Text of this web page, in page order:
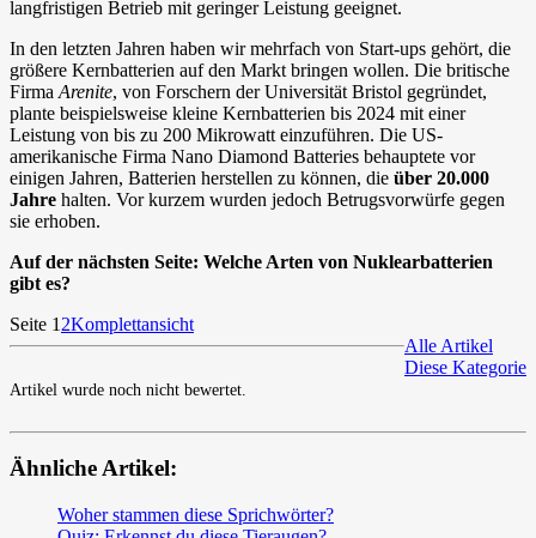
langfristigen Betrieb mit geringer Leistung geeignet.
In den letzten Jahren haben wir mehrfach von Start-ups gehört, die
größere Kernbatterien auf den Markt bringen wollen. Die britische
Firma Arenite, von Forschern der Universität Bristol gegründet,
plante beispielsweise kleine Kernbatterien bis 2024 mit einer
Leistung von bis zu 200 Mikrowatt einzuführen. Die US-
amerikanische Firma Nano Diamond Batteries behauptete vor
einigen Jahren, Batterien herstellen zu können, die über 20.000
Jahre halten. Vor kurzem wurden jedoch Betrugsvorwürfe gegen
sie erhoben.
Auf der nächsten Seite: Welche Arten von Nuklearbatterien
gibt es?
Seite 1 2Komplettansicht
Alle Artikel
Diese Kategorie
Artikel wurde noch nicht bewertet.
Ähnliche Artikel:
Woher stammen diese Sprichwörter?